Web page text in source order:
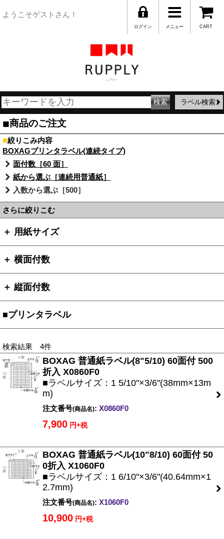
ようこそゲストさん！
CART
メニュー
ログイン
ラベル検索
■商品のご注文
■絞りこみ内容
BOXAGプリンタラベル(連続タイプ)
面付数［60 面］
紙から選ぶ［連続用普通紙］
入数から選ぶ［500］
さらに絞りこむ
＋ 用紙サイズ
＋ 横面付数
＋ 縦面付数
■プリンタラベル
検索結果 4件
BOXAG 普通紙ラベル(8"5/10) 60面付 500
折入 X0860F0
■ラベルサイズ：1 5/10"×3/6"(38mm×13m
m)
注文番号(商品名): X0860F0
7,900 円+税
BOXAG 普通紙ラベル(10"8/10) 60面付 50
0折入 X1060F0
■ラベルサイズ：1 6/10"×3/6"(40.64mm×1
2.7mm)
注文番号(商品名): X1060F0
10,900 円+税